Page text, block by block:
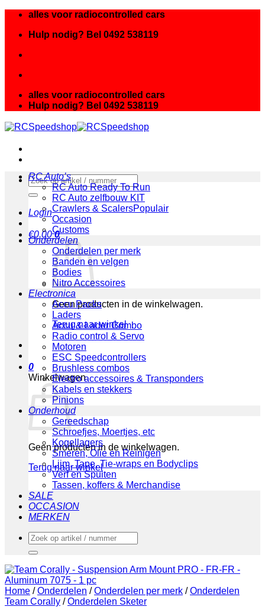
inhoud
alles voor radiocontrolled cars
Hulp nodig? Bel 0492 538119
alles voor radiocontrolled cars
Hulp nodig? Bel 0492 538119
Zoeken
naar:
Login
€0.00 0
Geen producten in de winkelwagen.
Terug naar winkel
0
Winkelwagen
Geen producten in de winkelwagen.
Terug naar winkel
RC Auto’s
RC Auto Ready To Run
RC Auto zelfbouw KIT
Crawlers & Scalers
Occasion
Customs
Onderdelen
Onderdelen per merk
Banden en velgen
Bodies
Nitro Accessoires
Electronica
Accu Packs
Laders
Accu & Lader Combo
Radio control & Servo
Motoren
ESC Speedcontrollers
Brushless combos
Electro accessoires & Transponders
Kabels en stekkers
Pinions
Onderhoud
Gereedschap
Schroefjes, Moertjes, etc
Kogellagers
Smeren, Olie en Reinigen
Lijm, Tape, Tie-wraps en Bodyclips
Verf en Spuiten
Tassen, koffers & Merchandise
SALE
OCCASION
MERKEN
Zoeken
naar:
Home / Onderdelen / Onderdelen per merk / Onderdelen
Team Corally / Onderdelen Sketer